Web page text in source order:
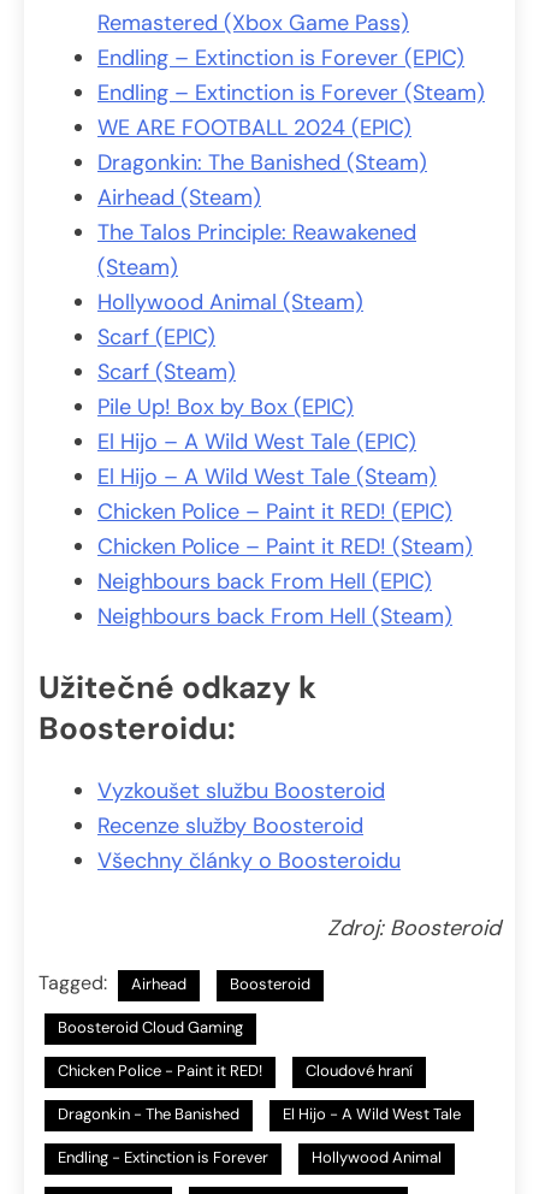
Remastered (Xbox Game Pass)
Endling – Extinction is Forever (EPIC)
Endling – Extinction is Forever (Steam)
WE ARE FOOTBALL 2024 (EPIC)
Dragonkin: The Banished (Steam)
Airhead (Steam)
The Talos Principle: Reawakened
(Steam)
Hollywood Animal (Steam)
Scarf (EPIC)
Scarf (Steam)
Pile Up! Box by Box (EPIC)
El Hijo – A Wild West Tale (EPIC)
El Hijo – A Wild West Tale (Steam)
Chicken Police – Paint it RED! (EPIC)
Chicken Police – Paint it RED! (Steam)
Neighbours back From Hell (EPIC)
Neighbours back From Hell (Steam)
Užitečné odkazy k
Boosteroidu:
Vyzkoušet službu Boosteroid
Recenze služby Boosteroid
Všechny články o Boosteroidu
Zdroj: Boosteroid
Tagged: Airhead Boosteroid
Boosteroid Cloud Gaming
Chicken Police - Paint it RED! Cloudové hraní
Dragonkin - The Banished El Hijo - A Wild West Tale
Endling - Extinction is Forever Hollywood Animal